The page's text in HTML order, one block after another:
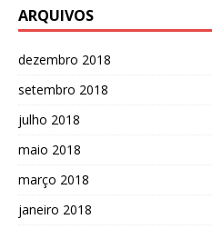
ARQUIVOS
dezembro 2018
setembro 2018
julho 2018
maio 2018
março 2018
janeiro 2018